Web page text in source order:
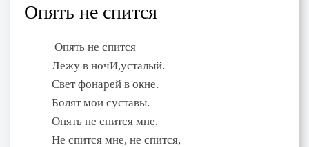
Опять не спится
Опять не спится
Лежу в ночИ,усталый.
Свет фонарей в окне.
Болят мои суставы.
Опять не спится мне.
Не спится мне, не спится,